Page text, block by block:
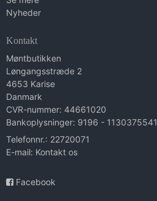
Nyheder
Kontakt
Møntbutikken
Løngangsstræde 2
4653 Karise
Danmark
CVR-nummer: 44661020
Bankoplysninger: 9196 - 1130375541
Telefonnr.: 22720071
E-mail: Kontakt os
Facebook